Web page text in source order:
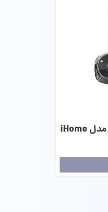
چشمی دیجیتال سیم کارت خور مدل iHome